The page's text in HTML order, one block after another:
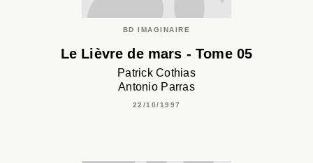
BD IMAGINAIRE
Le Lièvre de mars - Tome 05
Patrick Cothias
Antonio Parras
22/10/1997